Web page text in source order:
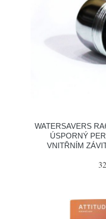
WATERSAVERS
ÚSPORNÝ
VNITŘNÍM